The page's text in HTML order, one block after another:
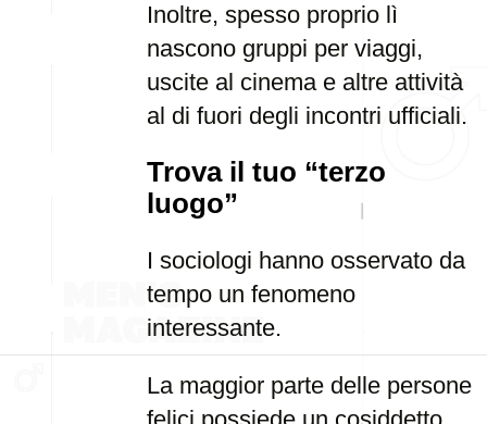
Inoltre, spesso proprio lì
nascono gruppi per viaggi,
uscite al cinema e altre attività
al di fuori degli incontri ufficiali.
Trova il tuo “terzo
luogo”
I sociologi hanno osservato da
tempo un fenomeno
interessante.
La maggior parte delle persone